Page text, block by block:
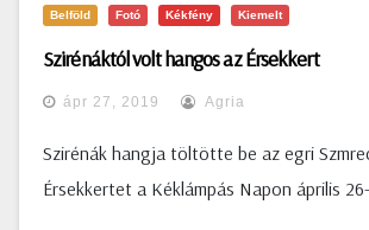
Belföld Fotó Kékfény Kiemelt
Szirénáktól volt hangos az Érsekkert
ápr 27, 2019 Agria
Szirénák hangja töltötte be az egri
Érsekkertet a Kéklámpás Napon április